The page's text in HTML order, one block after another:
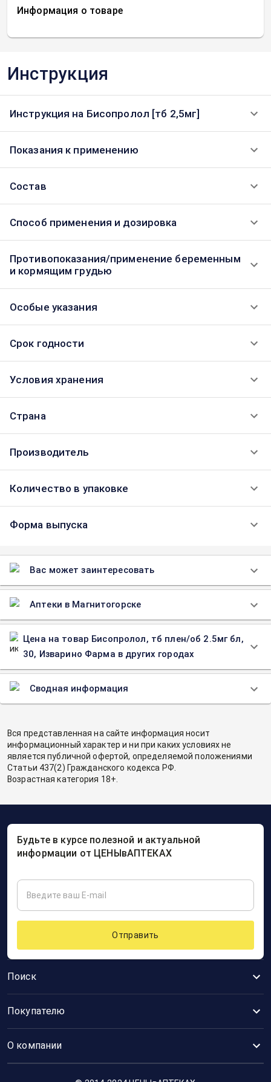
Информация о товаре
Инструкция
Инструкция на Бисопролол [тб 2,5мг]
Показания к применению
Состав
Способ применения и дозировка
Противопоказания/применение беременным
и кормящим грудью
Особые указания
Срок годности
Условия хранения
Страна
Производитель
Количество в упаковке
Форма выпуска
Вас может заинтересовать
Аптеки в Магнитогорске
Цена на товар Бисопролол, тб плен/об 2.5мг бл,
30, Изварино Фарма в других городах
Сводная информация
Вся представленная на сайте информация носит
информационный характер и ни при каких условиях не
является публичной офертой, определяемой положениями
Статьи 437(2) Гражданского кодекса РФ.
Возрастная категория 18+.
Поиск
Покупателю
О компании
Будьте в курсе полезной и актуальной
информации от ЦЕНЫвАПТЕКАХ
Отправить